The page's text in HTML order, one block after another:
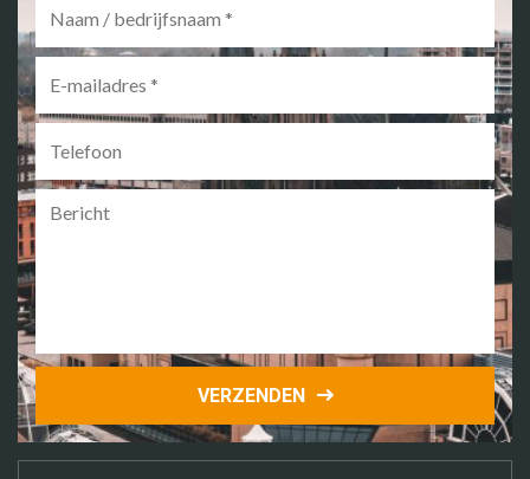
mailadres *
VERZENDEN